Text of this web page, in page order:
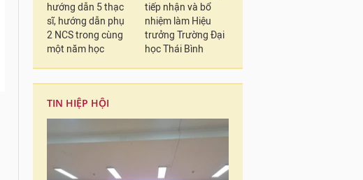
hướng dẫn 5 thạc
sĩ, hướng dẫn phụ
2 NCS trong cùng
một năm học
tiếp nhận và bổ
nhiệm làm Hiệu
trưởng Trường Đại
học Thái Bình
TIN HIỆP HỘI